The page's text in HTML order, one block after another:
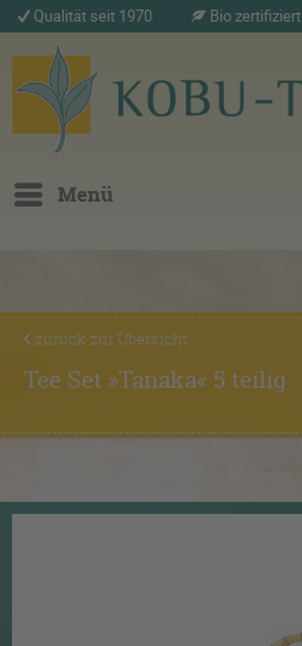
Qualität seit 1970 Bio zertifiziert
Menü
zurück zur Übersicht
Tee Set »Tanaka« 5 teilig